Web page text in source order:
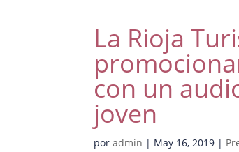
La Rioja
con un
joven
poradmin | May 16, 2019 |